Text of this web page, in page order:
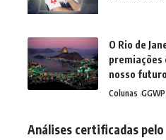
O Rio de
premiações
nosso
Colunas GGWP
Análises certificadas pelo